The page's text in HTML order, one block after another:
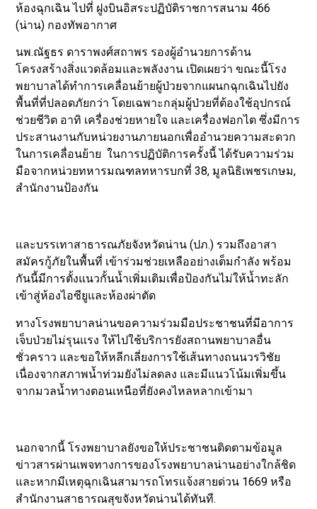
ห้องฉุกเฉิน ไปที่ ฝูงบินอิสระปฏิบัติราชการสนาม 466
(น่าน) กองทัพอากาศ
นพ.ณัฐธร ดาราพงศ์สถาพร รองผู้อำนวยการด้าน
โครงสร้างสิ่งแวดล้อมและพลังงาน เปิดเผยว่า ขณะนี้โรง
พยาบาลได้ทำการเคลื่อนย้ายผู้ป่วยจากแผนกฉุกเฉินไปยัง
พื้นที่ที่ปลอดภัยกว่า โดยเฉพาะกลุ่มผู้ป่วยที่ต้องใช้อุปกรณ์
ช่วยชีวิต อาทิ เครื่องช่วยหายใจ และเครื่องฟอกไต ซึ่งมีการ
ประสานงานกับหน่วยงานภายนอกเพื่ออำนวยความสะดวก
ในการเคลื่อนย้าย ในการปฏิบัติการครั้งนี้ ได้รับความร่วม
มือจากหน่วยทหารมณฑลทหารบกที่ 38, มูลนิธิเพชรเกษม,
สำนักงานป้องกัน
และบรรเทาสาธารณภัยจังหวัดน่าน (ปภ.) รวมถึงอาสา
สมัครกู้ภัยในพื้นที่ เข้าร่วมช่วยเหลืออย่างเต็มกำลัง พร้อม
กันนี้มีการตั้งแนวกั้นน้ำเพิ่มเติมเพื่อป้องกันไม่ให้น้ำทะลัก
เข้าสู่ห้องไอซียูและห้องผ่าตัด
ทางโรงพยาบาลน่านขอความร่วมมือประชาชนที่มีอาการ
เจ็บป่วยไม่รุนแรง ให้ไปใช้บริการยังสถานพยาบาลอื่น
ชั่วคราว และขอให้หลีกเลี่ยงการใช้เส้นทางถนนวรวิชัย
เนื่องจากสภาพน้ำท่วมยังไม่ลดลง และมีแนวโน้มเพิ่มขึ้น
จากมวลน้ำทางตอนเหนือที่ยังคงไหลหลากเข้ามา
นอกจากนี้ โรงพยาบาลยังขอให้ประชาชนติดตามข้อมูล
ข่าวสารผ่านเพจทางการของโรงพยาบาลน่านอย่างใกล้ชิด
และหากมีเหตุฉุกเฉินสามารถโทรแจ้งสายด่วน 1669 หรือ
สำนักงานสาธารณสุขจังหวัดน่านได้ทันที.